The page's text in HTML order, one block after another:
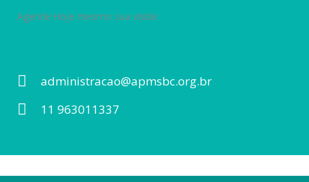
Agende Hoje mesmo sua visita!
administracao@apmsbc.org.br
11 963011337